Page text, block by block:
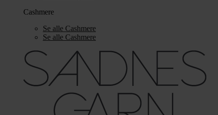
Cashmere
Se alle Cashmere
Se alle Cashmere